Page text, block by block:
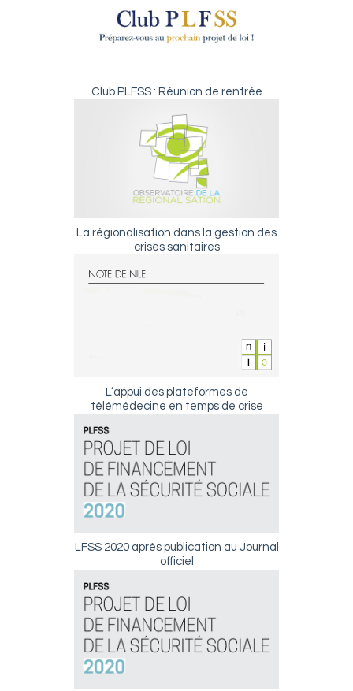
Club PLFSS : Réunion de rentrée
La régionalisation dans la gestion des
crises sanitaires
L’appui des plateformes de
télémédecine en temps de crise
LFSS 2020 après publication au Journal
officiel